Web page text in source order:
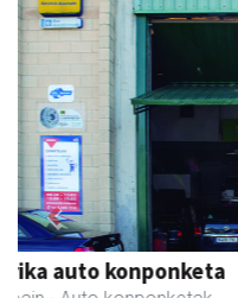
IZT Informatika
Previous